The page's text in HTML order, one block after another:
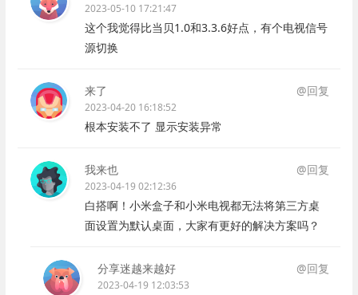
2023-05-10 17:21:47
这个我觉得比当贝1.0和3.3.6好点，有个电视信号
源切换
来了 @回复
2023-04-20 16:18:52
根本安装不了 显示安装异常
我来也 @回复
2023-04-19 02:12:36
白搭啊！小米盒子和小米电视都无法将第三方桌
面设置为默认桌面，大家有更好的解决方案吗？
分享迷越来越好 @回复
2023-04-19 12:03:53